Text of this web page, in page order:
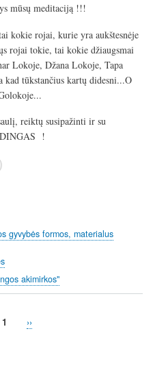
mūsų meditaciją !!!
kokie rojai, kurie yra aukštesnėje
rojai tokie, tai kokie džiaugsmai
Lokoje, Džana Lokoje, Tapa
kad tūkstančius kartų didesni...O
reiktų susipažinti ir su
!
gyvybės formos, materialus
akimirkos"
Next
››